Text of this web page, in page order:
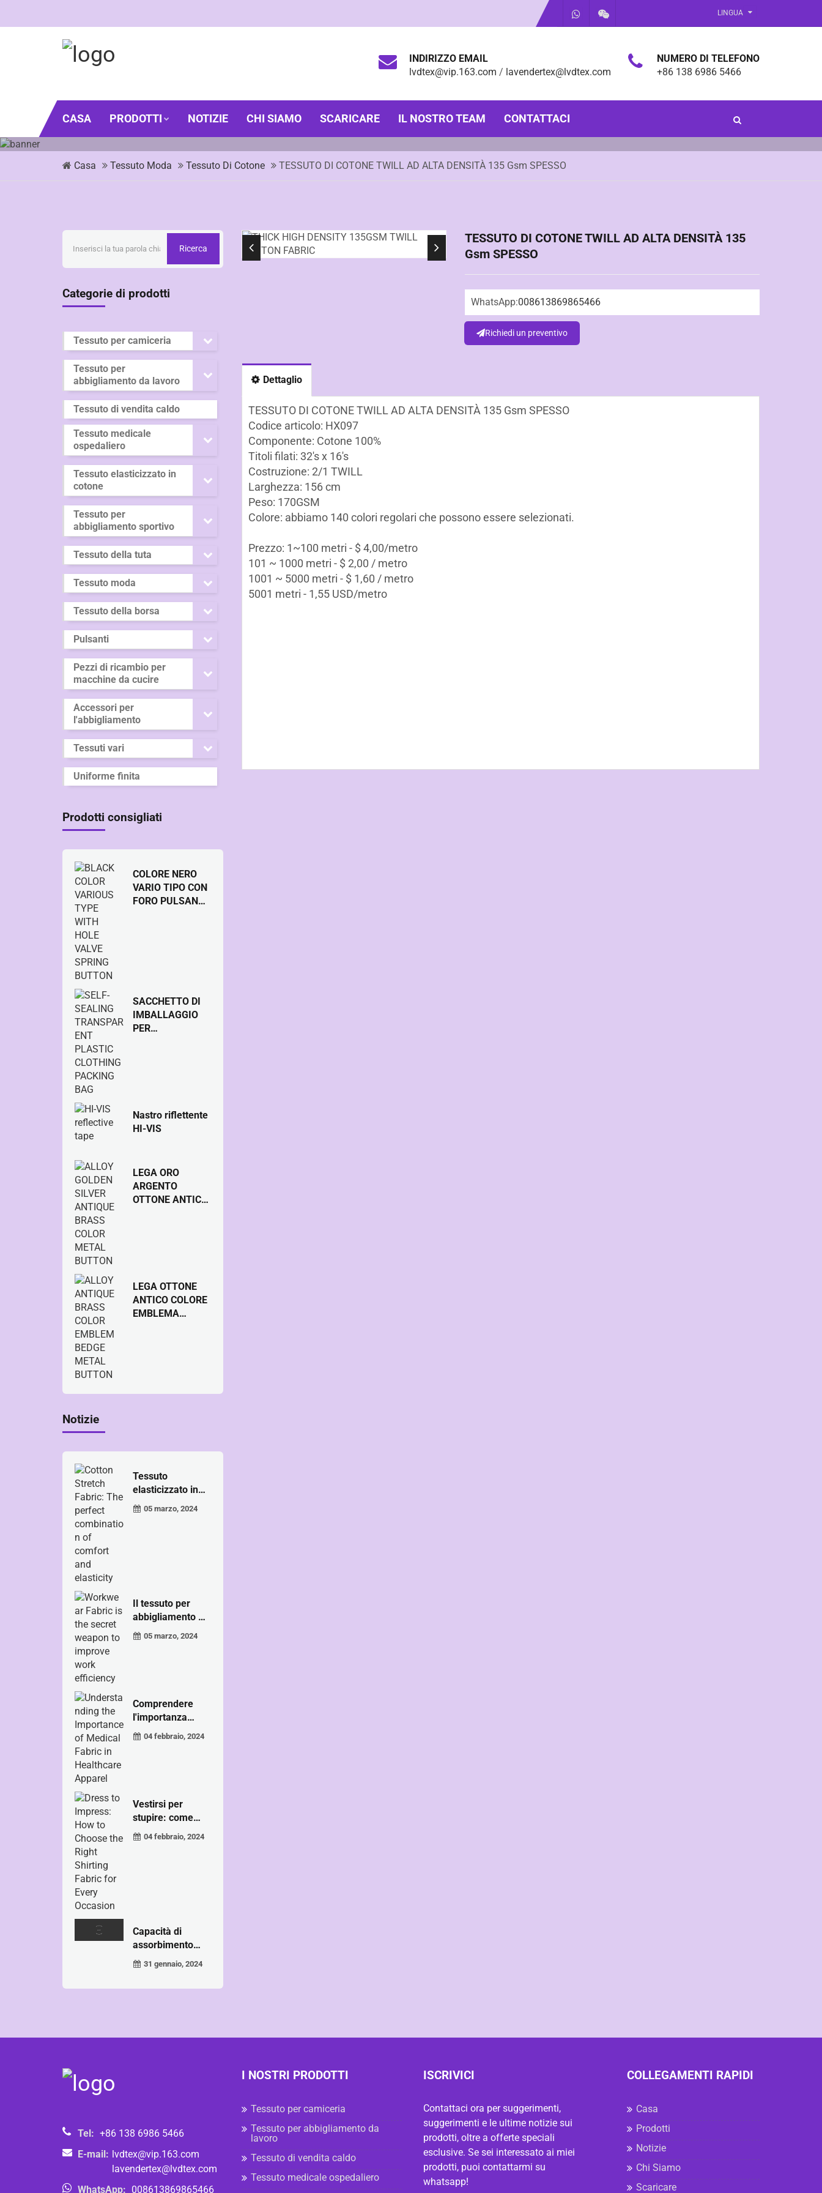
LINGUA
INDIRIZZO EMAIL
lvdtex@vip.163.com / lavendertex@lvdtex.com
NUMERO DI TELEFONO
+86 138 6986 5466
CASA PRODOTTI NOTIZIE CHI SIAMO SCARICARE IL NOSTRO TEAM CONTATTACI
Casa Tessuto Moda Tessuto Di Cotone TESSUTO DI COTONE TWILL AD ALTA DENSITÀ 135 Gsm SPESSO
TESSUTO DI COTONE TWILL AD ALTA DENSITÀ 135
Gsm SPESSO
WhatsApp:008613869865466
Richiedi un preventivo
Dettaglio
TESSUTO DI COTONE TWILL AD ALTA DENSITÀ 135 Gsm SPESSO
Codice articolo: HX097
Componente: Cotone 100%
Titoli filati: 32's x 16's
Costruzione: 2/1 TWILL
Larghezza: 156 cm
Peso: 170GSM
Colore: abbiamo 140 colori regolari che possono essere selezionati.
Prezzo: 1~100 metri - $ 4,00/metro
101 ~ 1000 metri - $ 2,00 / metro
1001 ~ 5000 metri - $ 1,60 / metro
5001 metri - 1,55 USD/metro
Ricerca
Categorie di prodotti
Tessuto per camiceria
Tessuto per
abbigliamento da lavoro
Tessuto di vendita caldo
Tessuto medicale
ospedaliero
Tessuto elasticizzato in
cotone
Tessuto per
abbigliamento sportivo
Tessuto della tuta
Tessuto moda
Tessuto della borsa
Pulsanti
Pezzi di ricambio per
macchine da cucire
Accessori per
l'abbigliamento
Tessuti vari
Uniforme finita
Prodotti consigliati
COLORE NERO
VARIO TIPO CON
FORO PULSANTE
SACCHETTO DI
IMBALLAGGIO
PER
Nastro riflettente
HI-VIS
LEGA ORO
ARGENTO
OTTONE ANTICO
LEGA OTTONE
ANTICO COLORE
EMBLEMA
Notizie
Tessuto
elasticizzato in
cotone: il per...
05 marzo, 2024
Il tessuto per
abbigliamento da
lavoro è il
segreto ...
05 marzo, 2024
Comprendere
l'importanza
della...
04 febbraio, 2024
Vestirsi per
stupire: come
scegliere...
04 febbraio, 2024
Capacità di
assorbimento
dell'umidità ...
31 gennaio, 2024
Tel: +86 138 6986 5466
E-mail: lvdtex@vip.163.com
lavendertex@lvdtex.com
WhatsApp: 008613869865466
I NOSTRI PRODOTTI
Tessuto per camiceria
Tessuto per abbigliamento da
lavoro
Tessuto di vendita caldo
Tessuto medicale ospedaliero
ISCRIVICI
Contattaci ora per suggerimenti,
suggerimenti e le ultime notizie sui
prodotti, oltre a offerte speciali
esclusive. Se sei interessato ai miei
prodotti, puoi contattarmi su
whatsapp!
COLLEGAMENTI RAPIDI
Casa
Prodotti
Notizie
Chi Siamo
Scaricare